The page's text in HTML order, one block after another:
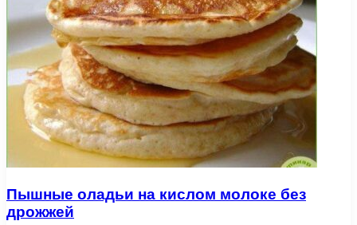
Пышные оладьи на кислом молоке без
дрожжей